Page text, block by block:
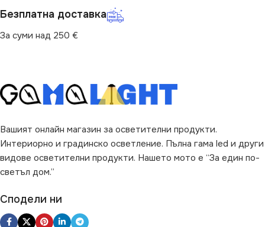
СТЕПЕН НА ЗАЩИТА
ДОПЪЛНИТЕЛНИ
ОПЦИИ
НАЧИН НА МОНТАЖ
Безплатна доставка
За суми над 250 €
Вашият онлайн магазин за осветителни продукти.
Интериорно и градинско осветление. Пълна гама led и други
видове осветителни продукти. Нашето мото е “За един по-
светъл дом.”
Сподели ни